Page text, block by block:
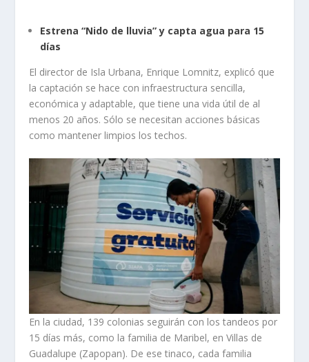
Estrena “Nido de lluvia” y capta agua para 15
días
El director de Isla Urbana, Enrique Lomnitz, explicó que
la captación se hace con infraestructura sencilla,
económica y adaptable, que tiene una vida útil de al
menos 20 años. Sólo se necesitan acciones básicas
como mantener limpios los techos.
En la ciudad, 139 colonias seguirán con los tandeos por
15 días más, como la familia de Maribel, en Villas de
Guadalupe (Zapopan). De ese tinaco, cada familia